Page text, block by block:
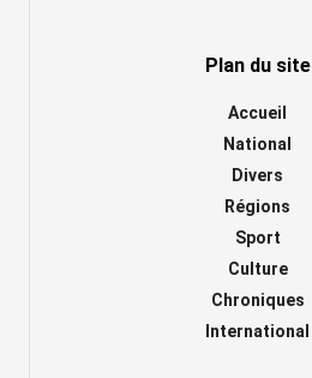
Plan du site
Accueil
National
Divers
Régions
Sport
Culture
Chroniques
International